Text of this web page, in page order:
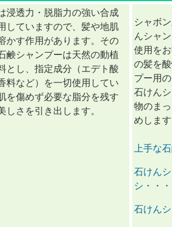
浸透力・脱脂力の強い合成
していますので、髪や地肌
かす作用があります。その
鹸シャンプーは天然の動植
とし、指定成分（エデト酸
料など）を一切使用してい
を傷めず必要な脂分を残す
しさを引き出します。
シャボ
んシャ
使用を
の髪を
プー用
石けん
物のま
めしま
上手な
石けん
シ・・
石けん